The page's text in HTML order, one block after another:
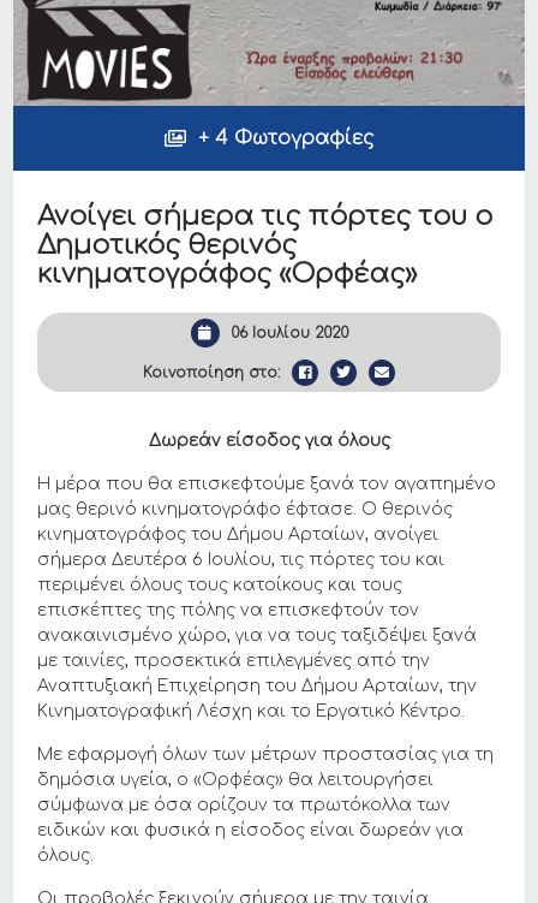
+ 4 Φωτογραφίες
Ανοίγει σήμερα τις πόρτες του ο
Δημοτικός θερινός
κινηματογράφος «Ορφέας»
06 Ιουλίου 2020
Κοινοποίηση στο:
Δωρεάν είσοδος για όλους
Η μέρα που θα επισκεφτούμε ξανά τον αγαπημένο
μας θερινό κινηματογράφο έφτασε. Ο θερινός
κινηματογράφος του Δήμου Αρταίων, ανοίγει
σήμερα Δευτέρα 6 Ιουλίου, τις πόρτες του και
περιμένει όλους τους κατοίκους και τους
επισκέπτες της πόλης να επισκεφτούν τον
ανακαινισμένο χώρο, για να τους ταξιδέψει ξανά
με ταινίες, προσεκτικά επιλεγμένες από την
Αναπτυξιακή Επιχείρηση του Δήμου Αρταίων, την
Κινηματογραφική Λέσχη και το Εργατικό Κέντρο.
Με εφαρμογή όλων των μέτρων προστασίας για τη
δημόσια υγεία, ο «Ορφέας» θα λειτουργήσει
σύμφωνα με όσα ορίζουν τα πρωτόκολλα των
ειδικών και φυσικά η είσοδος είναι δωρεάν για
όλους.
Οι προβολές ξεκινούν σήμερα με την ταινία